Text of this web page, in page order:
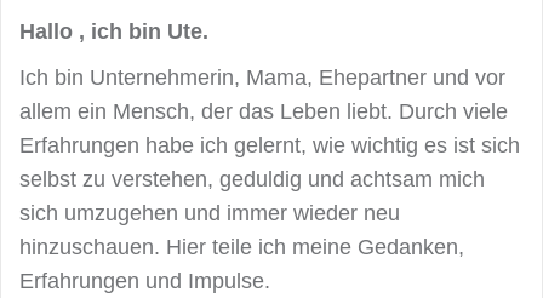
Hallo , ich bin Ute.
Ich bin Unternehmerin, Mama, Ehepartner und vor
allem ein Mensch, der das Leben liebt. Durch viele
Erfahrungen habe ich gelernt, wie wichtig es ist sich
selbst zu verstehen, geduldig und achtsam mich
sich umzugehen und immer wieder neu
hinzuschauen. Hier teile ich meine Gedanken,
Erfahrungen und Impulse.